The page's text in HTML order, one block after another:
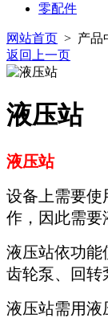
零配件
网站首页 > 产品
返回上一页
液压站
液压站
设备上需要使
作，因此需要
液压站依功能
齿轮泵、回转
液压站需用液